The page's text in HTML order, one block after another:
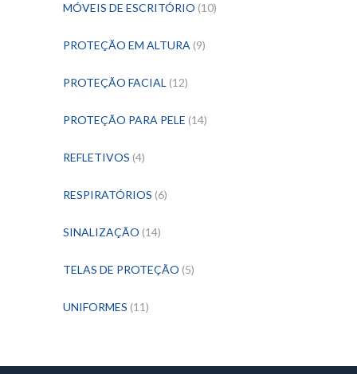
MÓVEIS DE ESCRITÓRIO (10)
PROTEÇÃO EM ALTURA (9)
PROTEÇÃO FACIAL (12)
PROTEÇÃO PARA PELE (14)
REFLETIVOS (4)
RESPIRATÓRIOS (6)
SINALIZAÇÃO (14)
TELAS DE PROTEÇÃO (5)
UNIFORMES (11)